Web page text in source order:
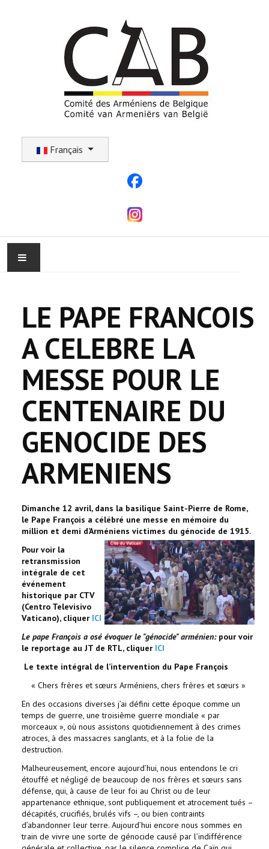
Français
ACTUALITÉ
COMMUNAUTÉ
EVÉNEMENTS
🔔 ELECTIONS 2026 🗳️
EGLISE
LE CENTRE
LE PAPE FRANCOIS
A CELEBRE LA
MESSE POUR LE
CENTENAIRE DU
GENOCIDE DES
ARMENIENS
Dimanche 12 avril, dans la basilique Saint-Pierre de Rome,
le Pape François a célébré une messe en mémoire du
million et demi d’Arméniens victimes du génocide de 1915.
Pour voir la
retransmission
intégrale de cet
événement
historique par CTV
(Centro Televisivo
Vaticano), cliquer ICI
Le pape François a osé évoquer le "génocide" arménien:pour voir
le reportage au JT de RTL, cliquer ICI
Le texte intégral de l’intervention du Pape François
« Chers frères et sœurs Arméniens, chers frères et sœurs »
En des occasions diverses j’ai défini cette époque comme un
temps de guerre, une troisième guerre mondiale « par
morceaux », où nous assistons quotidiennement à des crimes
atroces, à des massacres sanglants, et à la folie de la
destruction.
Malheureusement, encore aujourd’hui, nous entendons le cri
étouffé et négligé de beaucoup de nos frères et sœurs sans
défense, qui, à cause de leur foi au Christ ou de leur
appartenance ethnique, sont publiquement et atrocement tués –
décapités, crucifiés, brulés vifs –, ou bien contraints
d’abandonner leur terre. Aujourd’hui encore nous sommes en
train de vivre une sorte de génocide causé par l’indifférence